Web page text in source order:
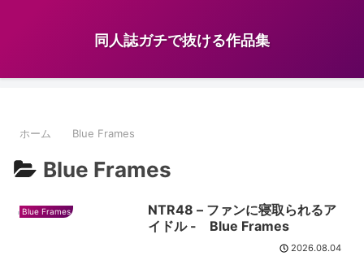
同人誌ガチで抜ける作品集
ホーム Blue Frames
Blue Frames
Blue Frames
NTR48 – ファンに寝取られるア
イドル - Blue Frames
2026.08.04